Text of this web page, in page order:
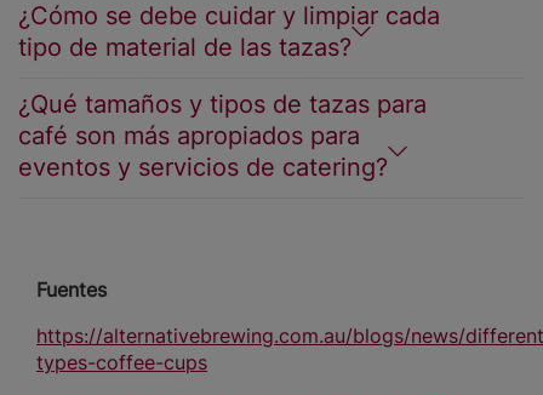
¿Cómo se debe cuidar y limpiar cada
tipo de material de las tazas?
¿Qué tamaños y tipos de tazas para
café son más apropiados para
eventos y servicios de catering?
Fuentes
https://alternativebrewing.com.au/blogs/news/
types-coffee-cups